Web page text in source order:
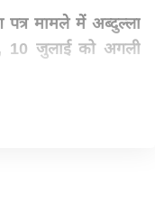
मामले में अब्दुल्ला
10 जुलाई को अगली
यादव को तत्काल